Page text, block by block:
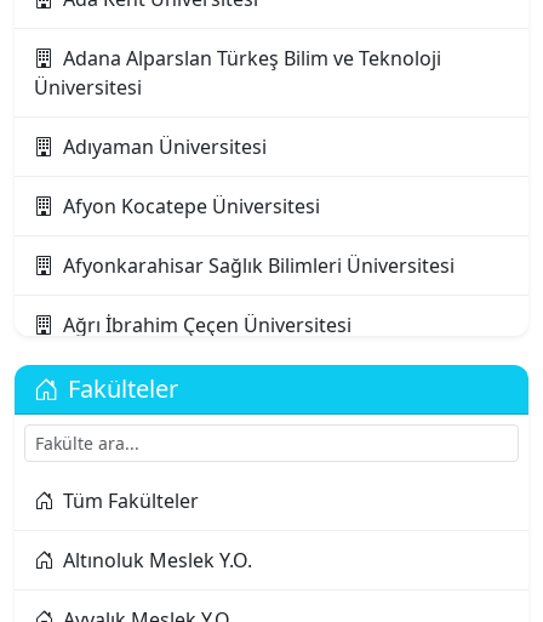
Adana Alparslan Türkeş Bilim ve Teknoloji
Üniversitesi
Adıyaman Üniversitesi
Afyon Kocatepe Üniversitesi
Afyonkarahisar Sağlık Bilimleri Üniversitesi
Ağrı İbrahim Çeçen Üniversitesi
Akdeniz Karpaz Üniversitesi
Akdeniz Üniversitesi
Aksaray Üniversitesi
Alanya Alaaddin Keykubat Üniversitesi
Fakülteler
Tüm Fakülteler
Altınoluk Meslek Y.O.